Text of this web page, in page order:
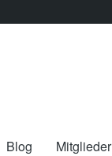
Blog Mitglieder